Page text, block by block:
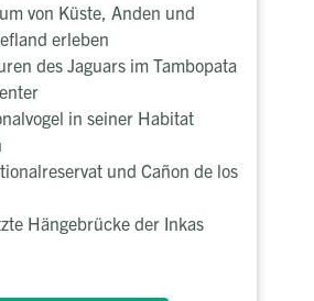
von Küste, Anden und
erleben
des Jaguars im Tambopata
in seiner Habitat
und Cañon de los
Hängebrücke der Inkas